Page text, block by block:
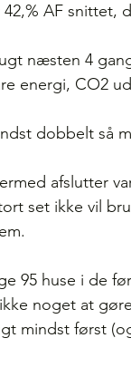
AF snittet,
næsten 4
energi, CO2
dobbelt så
afslutter
set ikke vil
95 huse i de
noget at
mindst først